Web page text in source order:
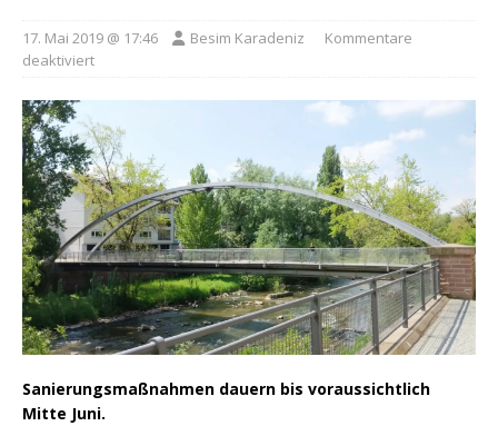
17. Mai 2019 @ 17:46 Besim Karadeniz
Kommentare
deaktiviert
Sanierungsmaßnahmen dauern bis voraussichtlich
Mitte Juni.